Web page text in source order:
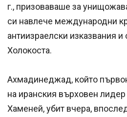
г., призоваваше за
си навлече международни
антиизраелски изказвания и
Холокоста.
Ахмадинеджад, който
на иранския върховен лидер
Хаменей, убит вчера,